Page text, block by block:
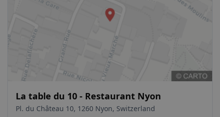
La table du 10 - Restaurant Nyon
Pl. du Château 10, 1260 Nyon, Switzerland